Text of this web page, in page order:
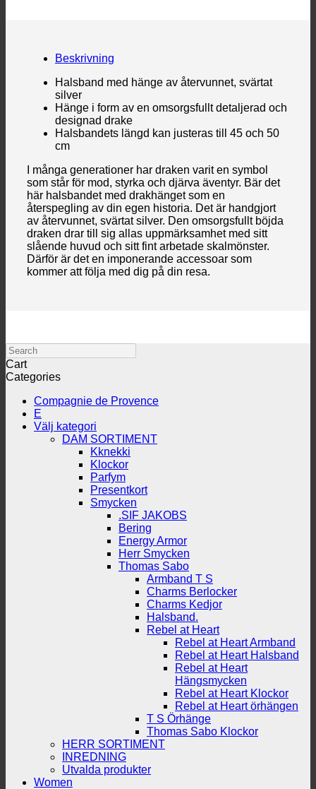
Beskrivning
Halsband med hänge av återvunnet, svärtat
silver
Hänge i form av en omsorgsfullt detaljerad och
designad drake
Halsbandets längd kan justeras till 45 och 50
cm
I många generationer har draken varit en symbol
som står för mod, styrka och djärva äventyr. Bär det
här halsbandet med drakhänget som en
återspegling av din egen historia. Det är handgjort
av återvunnet, svärtat silver. Den omsorgsfullt böjda
draken drar till sig allas uppmärksamhet med sitt
slående huvud och sitt fint arbetade skalmönster.
Därför är det en imponerande accessoar som
kommer att följa med dig på din resa.
Search
Cart
Categories
Compagnie de Provence
E
Välj kategori
DAM SORTIMENT
Kknekki
Klockor
Parfym
Presentkort
Smycken
.SIF JAKOBS
Bering
Energy Armor
Herr Smycken
Thomas Sabo
Armband T S
Charms Berlocker
Charms Kedjor
Halsband.
Rebel at Heart
Rebel at Heart Armband
Rebel at Heart Halsband
Rebel at Heart
Hängsmycken
Rebel at Heart Klockor
Rebel at Heart örhängen
T S Örhänge
Thomas Sabo Klockor
HERR SORTIMENT
INREDNING
Utvalda produkter
Women